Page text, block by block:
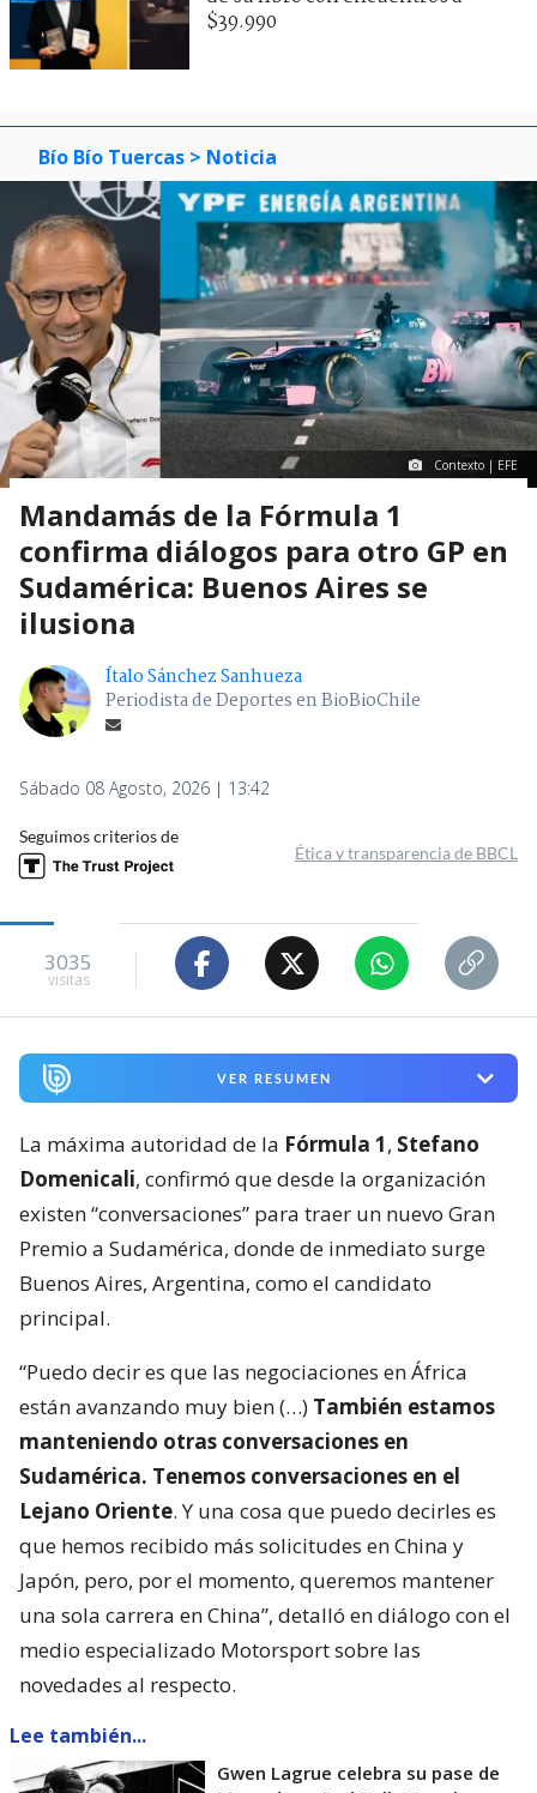
$39.990
Bío Bío Tuercas > Noticia
Contexto | EFE
Mandamás de la Fórmula 1
confirma diálogos para otro GP en
Sudamérica: Buenos Aires se
ilusiona
Ítalo Sánchez Sanhueza
Periodista de Deportes en BioBioChile
Sábado 08 Agosto, 2026 | 13:42
Seguimos criterios de
Ética y transparencia de BBCL
3035
visitas
VER RESUMEN
La máxima autoridad de la Fórmula 1, Stefano
Domenicali, confirmó que desde la organización
existen “conversaciones” para traer un nuevo Gran
Premio a Sudamérica, donde de inmediato surge
Buenos Aires, Argentina, como el candidato
principal.
“Puedo decir es que las negociaciones en África
están avanzando muy bien (…) También estamos
manteniendo otras conversaciones en
Sudamérica. Tenemos conversaciones en el
Lejano Oriente. Y una cosa que puedo decirles es
que hemos recibido más solicitudes en China y
Japón, pero, por el momento, queremos mantener
una sola carrera en China”, detalló en diálogo con el
medio especializado Motorsport sobre las
novedades al respecto.
Lee también...
Gwen Lagrue celebra su pase de